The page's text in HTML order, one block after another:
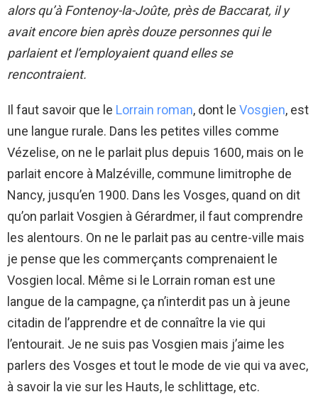
alors qu’à Fontenoy-la-Joûte, près de Baccarat, il y
avait encore bien après douze personnes qui le
parlaient et l’employaient quand elles se
rencontraient.
Il faut savoir que le Lorrain roman, dont le Vosgien, est
une langue rurale. Dans les petites villes comme
Vézelise, on ne le parlait plus depuis 1600, mais on le
parlait encore à Malzéville, commune limitrophe de
Nancy, jusqu’en 1900. Dans les Vosges, quand on dit
qu’on parlait Vosgien à Gérardmer, il faut comprendre
les alentours. On ne le parlait pas au centre-ville mais
je pense que les commerçants comprenaient le
Vosgien local. Même si le Lorrain roman est une
langue de la campagne, ça n’interdit pas un à jeune
citadin de l’apprendre et de connaître la vie qui
l’entourait. Je ne suis pas Vosgien mais j’aime les
parlers des Vosges et tout le mode de vie qui va avec,
à savoir la vie sur les Hauts, le schlittage, etc.